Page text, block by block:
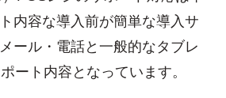
内容な導入前が簡単な導入サ
ール・電話と一般的なタブレ
ート内容となっています。